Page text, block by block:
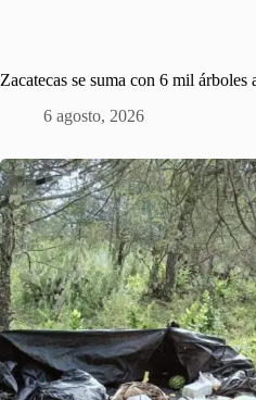
Zacatecas se suma con 6 mil árboles
6 agosto, 2026